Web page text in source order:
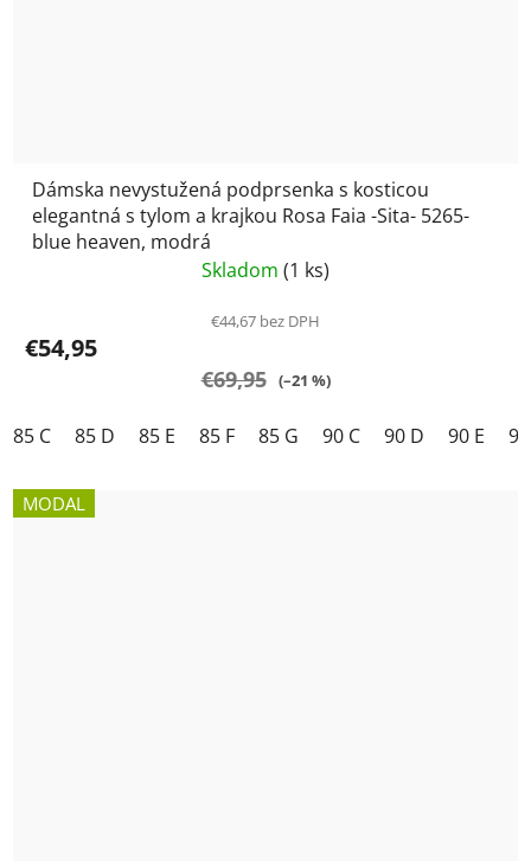
Dámska nevystužená podprsenka s kosticou
elegantná s tylom a krajkou Rosa Faia -Sita- 5265-
blue heaven, modrá
Skladom (1 ks)
€44,67 bez DPH
€54,95
€69,95 (–21 %)
85 C 85 D 85 E 85 F 85 G 90 C 90 D 90 E
MODAL